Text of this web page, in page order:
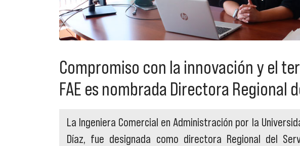
Compromiso con la innovación y el
FAE es nombrada Directora Regional
La Ingeniera Comercial en Administración por la
Díaz, fue designada como directora Regional del